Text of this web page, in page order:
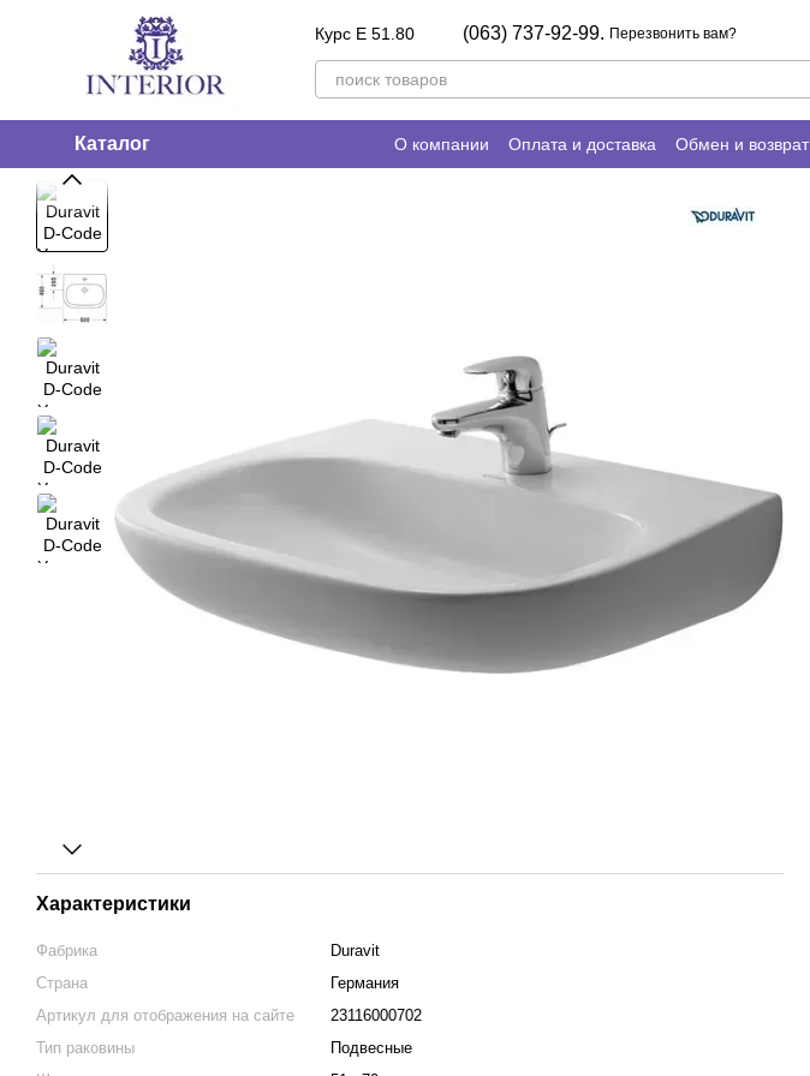
Перейти к основному контенту
Курс E 51.80
(063) 737-92-99. Перезвонить вам?
Каталог О компании Оплата и доставка Обмен и возврат
Характеристики
Фабрика
Duravit
Страна
Германия
Артикул для отображения на сайте
23116000702
Тип раковины
Подвесные